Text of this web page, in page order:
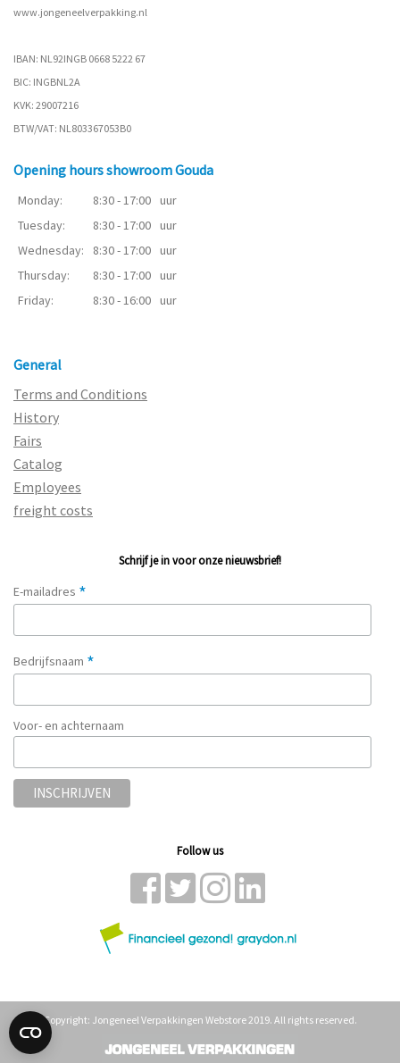
www.jongeneelverpakking.nl
IBAN: NL92INGB 0668 5222 67
BIC: INGBNL2A
KVK: 29007216
BTW/VAT: NL803367053B0
Opening hours showroom Gouda
Monday: 8:30 - 17:00 uur
Tuesday:
8:30 - 17:00 uur
Wednesday:
8:30 - 17:00 uur
Thursday:
8:30 - 17:00 uur
Friday:
8:30 - 16:00 uur
General
Terms and Conditions
History
Fairs
Catalog
Employees
freight costs
Schrijf je in voor onze nieuwsbrief!
E-mailadres *
Bedrijfsnaam *
Voor- en achternaam
Follow us
Copyright: Jongeneel Verpakkingen Webstore 2019. All rights reserved.